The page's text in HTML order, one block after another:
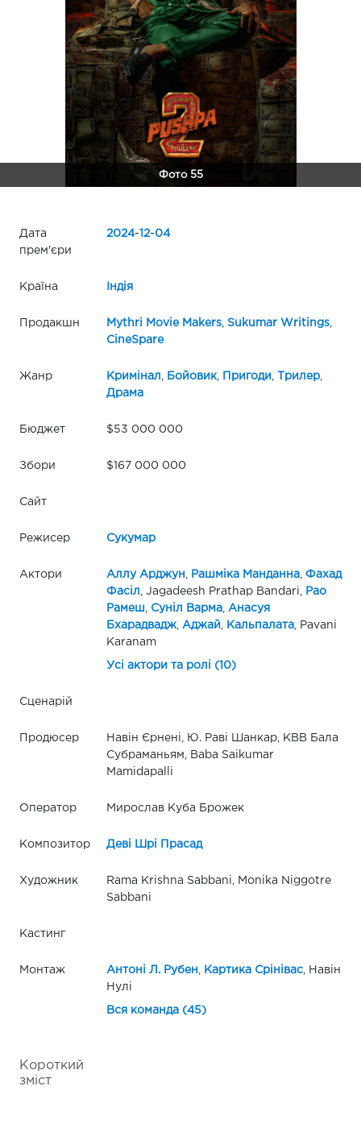
Фото 55
Дата
прем'єри
2024-12-04
Країна Індія
Продакшн Mythri Movie Makers, Sukumar Writings,
CineSpare
Жанр Кримінал Бойовик, Пригоди Трилер,
Драма
Бюджет $53 000 000
Збори $167 000 000
Сайт
Режисер Сукумар
Актори Аллу Арджун Рашміка Манданна, Фахад
Фасіл , Jagadeesh Prathap Bandari,
Рао
Рамеш
Суніл Варма,
Анасуя
Бхарадвадж, Аджай Кальпалата, Pavani
Karanam
Усі актори та ролі (10)
Сценарій
Продюсер
Навін Єрнені, Ю. Раві Шанкар, КВВ Бала
Субраманьям, Baba Saikumar
Mamidapalli
Оператор Мирослав Куба Брожек
Композитор Деві Шрі Прасад
Художник
Rama Krishna Sabbani, Monika Niggotre
Sabbani
Кастинг
Монтаж Антоні Л. Рубен Картика Срінівас, Навін
Нулі
Вся команда (45)
Короткий
зміст